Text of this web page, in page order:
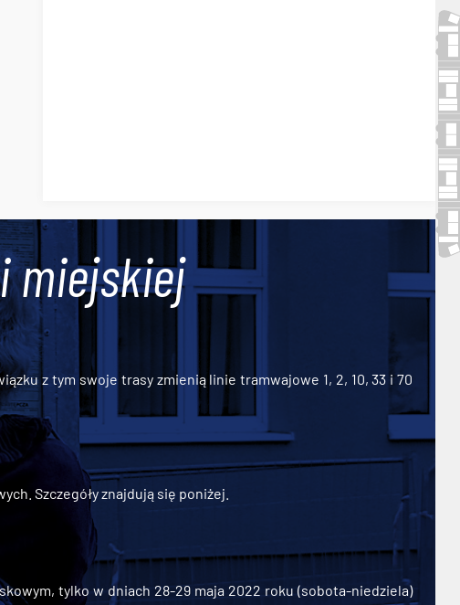
miejskiej
z tym swoje trasy zmienią linie tramwajowe 1, 2, 10, 33 i 70
Szczegóły znajdują się poniżej.
tylko w dniach 28-29 maja 2022 roku (sobota-niedziela)